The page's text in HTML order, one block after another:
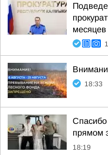
месяцев
18:33
Спасибо
прямом
18:19